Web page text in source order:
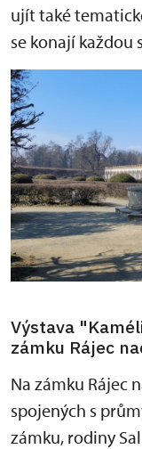
ujít také
se konají každou
Výstava
zámku Rájec
Na zámku Rájec
spojených s
zámku, rodiny